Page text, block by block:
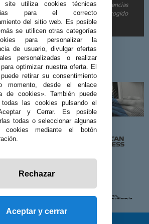
descuentos exclusivos, novedades y tendencias
de baja cuando quiera según lo recogido
site utiliza cookies técnicas
para el correcto
del sitio web. Es posible
se utilicen otras categorías
para personalizar la
de usuario, divulgar ofertas
personalizadas o realizar
optimizar nuestra oferta. El
retirar su consentimiento
momento, desde el enlace
de cookies». También puede
todas las cookies pulsando el
y Cerrar. Es posible
todas o seleccionar algunas
mediante el botón
Rechazar
Aceptar y cerrar